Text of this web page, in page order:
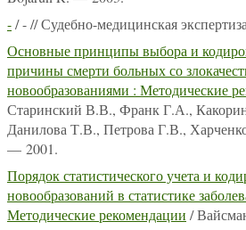
-/ - // Судебно-медицинская
Основные принципы выбора и
причины смерти больных со
новообразованиями : Методические
Старинский В.В., Франк Г.А.,
Данилова Т.В., Петрова Г.В.,
— 2001.
Порядок статистического учета и
новообразований в статистике
Методические рекомендации /